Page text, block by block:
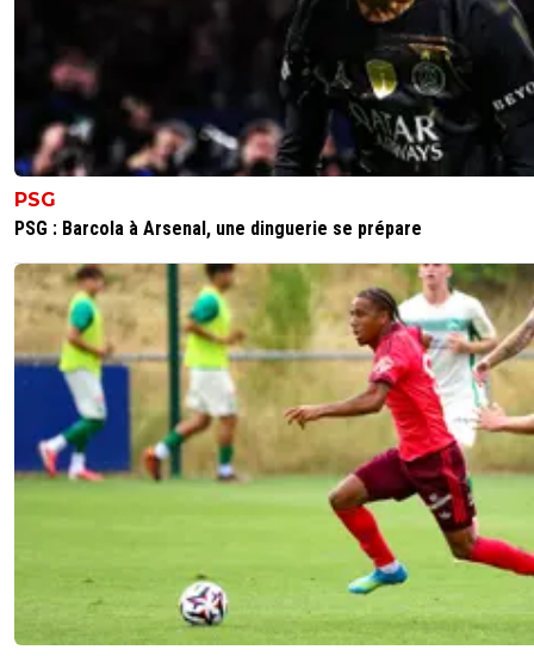
PSG
PSG : Barcola à Arsenal, une dinguerie se prépare